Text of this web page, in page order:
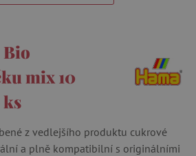
mix 10
z vedlejšího produktu cukrové
a plně kompatibilní s originálními